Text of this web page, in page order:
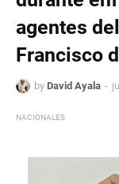
agentes
Francisco
by David Ayala
NACIONALES